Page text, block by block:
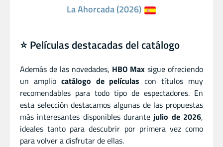
La Ahorcada (2026)
⭐ Películas destacadas del catálogo
Además de las novedades, HBO Max sigue ofreciendo
un amplio catálogo de películas con títulos muy
recomendables para todo tipo de espectadores. En
esta selección destacamos algunas de las propuestas
más interesantes disponibles durantejulio de 2026,
ideales tanto para descubrir por primera vez como
para volver a disfrutar de ellas.